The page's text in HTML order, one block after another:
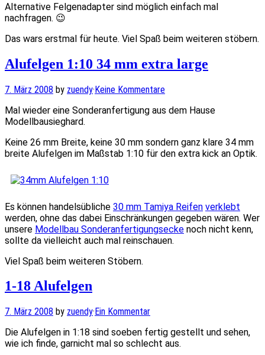
Alternative Felgenadapter sind möglich einfach mal
nachfragen. 😉
Das wars erstmal für heute. Viel Spaß beim weiteren stöbern.
Alufelgen 1:10 34 mm extra large
7. März 2008 by zuendy·Keine Kommentare
Mal wieder eine Sonderanfertigung aus dem Hause
Modellbausieghard.
Keine 26 mm Breite, keine 30 mm sondern ganz klare 34 mm
breite Alufelgen im Maßstab 1:10 für den extra kick an Optik.
Es können handelsübliche 30 mm Tamiya Reifen verklebt
werden, ohne das dabei Einschränkungen gegeben wären. Wer
unsere Modellbau Sonderanfertigungsecke noch nicht kenn,
sollte da vielleicht auch mal reinschauen.
Viel Spaß beim weiteren Stöbern.
1-18 Alufelgen
7. März 2008 by zuendy· Ein Kommentar
Die Alufelgen in 1:18 sind soeben fertig gestellt und sehen,
wie ich finde, garnicht mal so schlecht aus.